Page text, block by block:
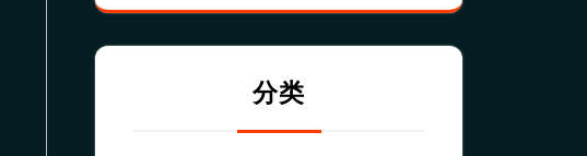
分类